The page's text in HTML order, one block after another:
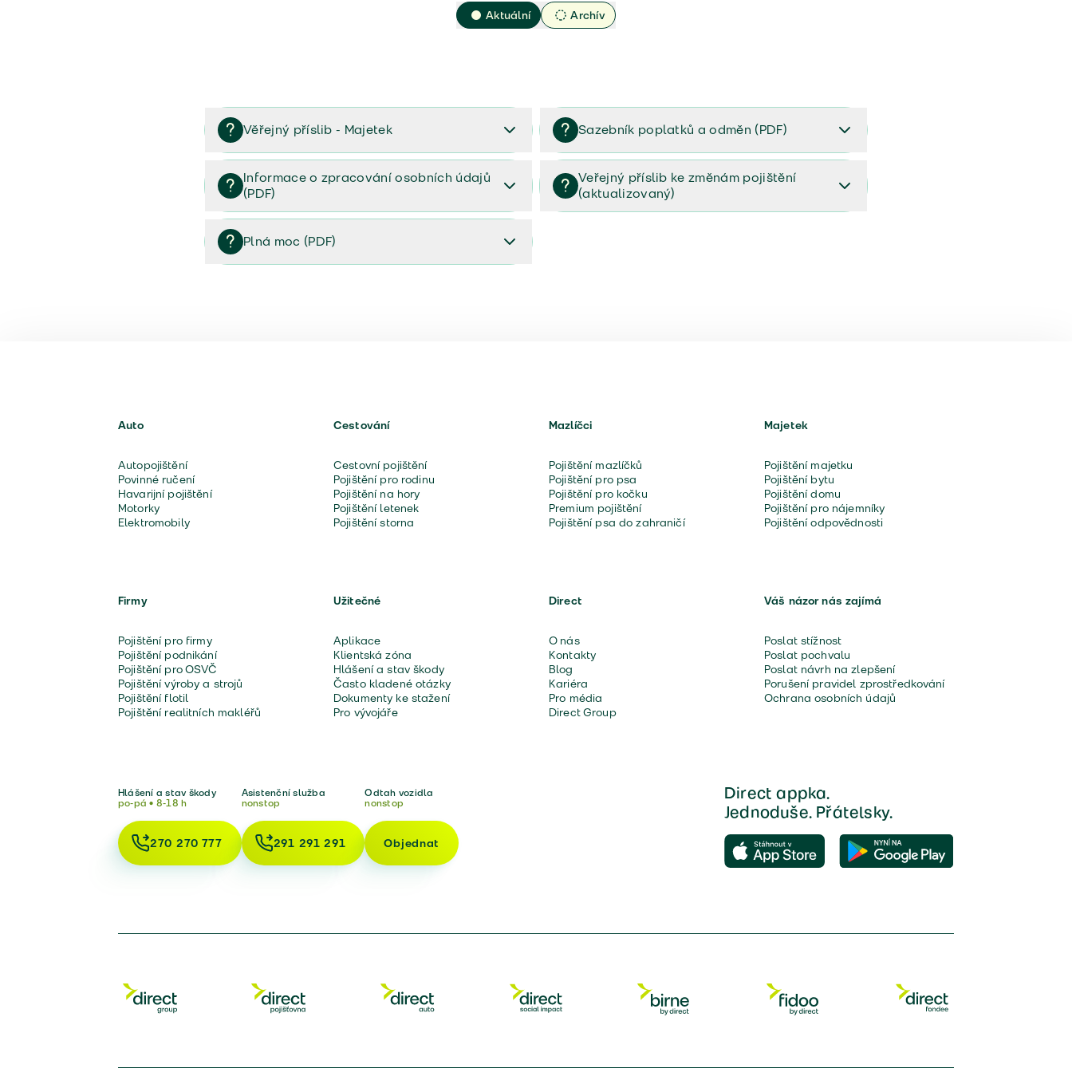
Aktuální Archív
Věřejný příslib - Majetek
Věřejný příslib majetek 2023
Sazebník poplatků a odměn (PDF)
Sazebník poplatků a odměn (PDF)
Informace o zpracování osobních údajů
(PDF)
Informace o zpracování osobních údajů (PDF)
Veřejný příslib ke změnám pojištění
(aktualizovaný)
Plná moc (PDF)
Auto
Autopojištění
Povinné ručení
Havarijní pojištění
Motorky
Elektromobily
Cestování
Cestovní pojištění
Pojištění pro rodinu
Pojištění na hory
Pojištění letenek
Pojištění storna
Mazlíčci
Pojištění mazlíčků
Pojištění pro psa
Pojištění pro kočku
Premium pojištění
Pojištění psa do zahraničí
Majetek
Pojištění majetku
Pojištění bytu
Pojištění domu
Pojištění pro nájemníky
Pojištění odpovědnosti
Firmy
Pojištění pro firmy
Pojištění podnikání
Pojištění pro OSVČ
Pojištění výroby a strojů
Pojištění flotil
Pojištění realitních makléřů
Užitečné
Aplikace
Klientská zóna
Hlášení a stav škody
Často kladené otázky
Dokumenty ke stažení
Pro vývojáře
Direct
O nás
Kontakty
Blog
Kariéra
Pro média
Direct Group
Váš názor nás zajímá
Poslat stížnost
Poslat pochvalu
Poslat návrh na zlepšení
Porušení pravidel zprostředkování
Ochrana osobních údajů
Hlášení a stav škody
po-pá • 8-18 h
270 270 777
Asistenční služba
nonstop
291 291 291
Odtah vozidla
nonstop
Objednat
Direct appka.
Jednoduše. Přátelsky.